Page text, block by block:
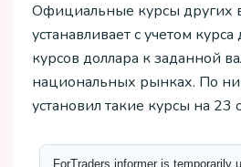
Официальные курсы других
устанавливает с учетом
курсов доллара к заданной
национальных рынках. По
установил такие курсы на 23